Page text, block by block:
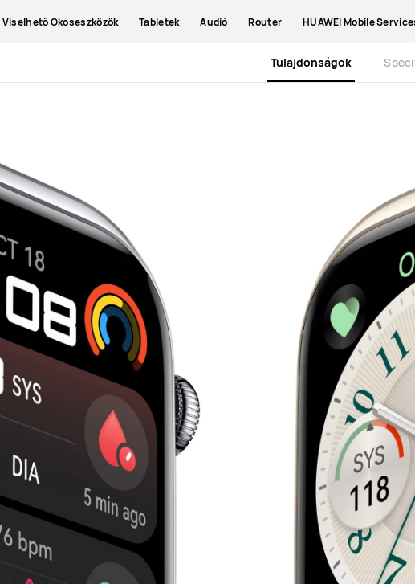
Viselhető Okoseszközök Tabletek Audió Router HUAWEI Mobile
Tulajdonságok